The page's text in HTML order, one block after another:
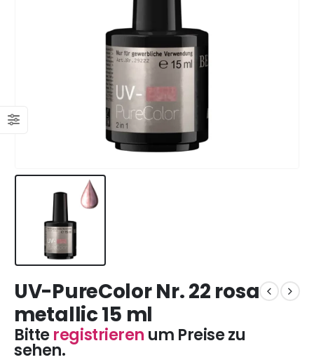
UV-PureColor Nr. 22 rosa
metallic 15 ml
Bitteregistrieren um Preise zu
sehen.